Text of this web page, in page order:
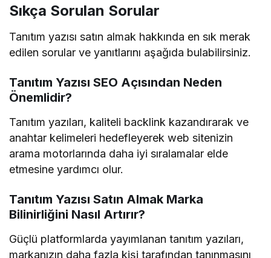
Sıkça Sorulan Sorular
Tanıtım yazısı satın almak hakkında en sık merak
edilen sorular ve yanıtlarını aşağıda bulabilirsiniz.
Tanıtım Yazısı SEO Açısından Neden
Önemlidir?
Tanıtım yazıları, kaliteli backlink kazandırarak ve
anahtar kelimeleri hedefleyerek web sitenizin
arama motorlarında daha iyi sıralamalar elde
etmesine yardımcı olur.
Tanıtım Yazısı Satın Almak Marka
Bilinirliğini Nasıl Artırır?
Güçlü platformlarda yayımlanan tanıtım yazıları,
markanızın daha fazla kişi tarafından tanınmasını